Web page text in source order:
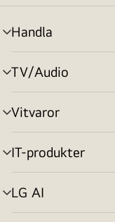
Handla
menyväxling
TV/Audio
menyväxling
Vitvaror
menyväxling
IT-produkter
menyväxling
LG AI
menyväxling